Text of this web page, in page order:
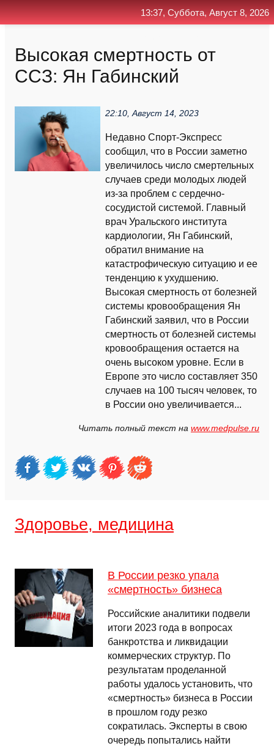
Высокая смертность от
ССЗ: Ян Габинский
22:10, Август 14, 2023
Недавно Спорт-Экспресс
сообщил, что в России заметно
увеличилось число смертельных
случаев среди молодых людей
из-за проблем с сердечно-
сосудистой системой. Главный
врач Уральского института
кардиологии, Ян Габинский,
обратил внимание на
катастрофическую ситуацию и ее
тенденцию к ухудшению.
Высокая смертность от болезней
системы кровообращения Ян
Габинский заявил, что в России
смертность от болезней системы
кровообращения остается на
очень высоком уровне. Если в
Европе это число составляет 350
случаев на 100 тысяч человек, то
в России оно увеличивается...
Читать полный текст на www.medpulse.ru
Здоровье, медицина
В России резко упала
«смертность» бизнеса
Российские аналитики подвели
итоги 2023 года в вопросах
банкротства и ликвидации
коммерческих структур. По
результатам проделанной
работы удалось установить, что
«смертность» бизнеса в России
в прошлом году резко
сократилась. Эксперты в свою
очередь попытались найти
13:37, Суббота, Август 8, 2026